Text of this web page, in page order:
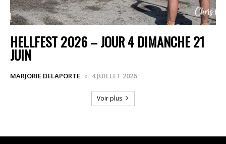
HELLFEST 2026 – JOUR 4 DIMANCHE 21
JUIN
MARJORIE DELAPORTE 4 JUILLET 2026
Voir plus